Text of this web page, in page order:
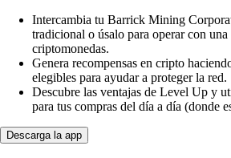
Intercambia tu Barrick Mining
tradicional o úsalo para operar con
criptomonedas.
Genera recompensas en cripto
elegibles para ayudar a proteger la red.
Descubre las ventajas de Level Up y
para tus compras del día a día (donde
Descarga la app